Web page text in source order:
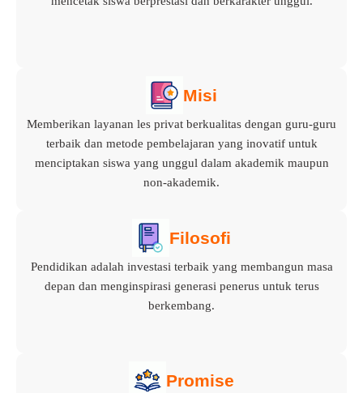
Misi
Memberikan layanan les privat berkualitas dengan guru-guru
terbaik dan metode pembelajaran yang inovatif untuk
menciptakan siswa yang unggul dalam akademik maupun
non-akademik.
Filosofi
Pendidikan adalah investasi terbaik yang membangun masa
depan dan menginspirasi generasi penerus untuk terus
berkembang.
Promise